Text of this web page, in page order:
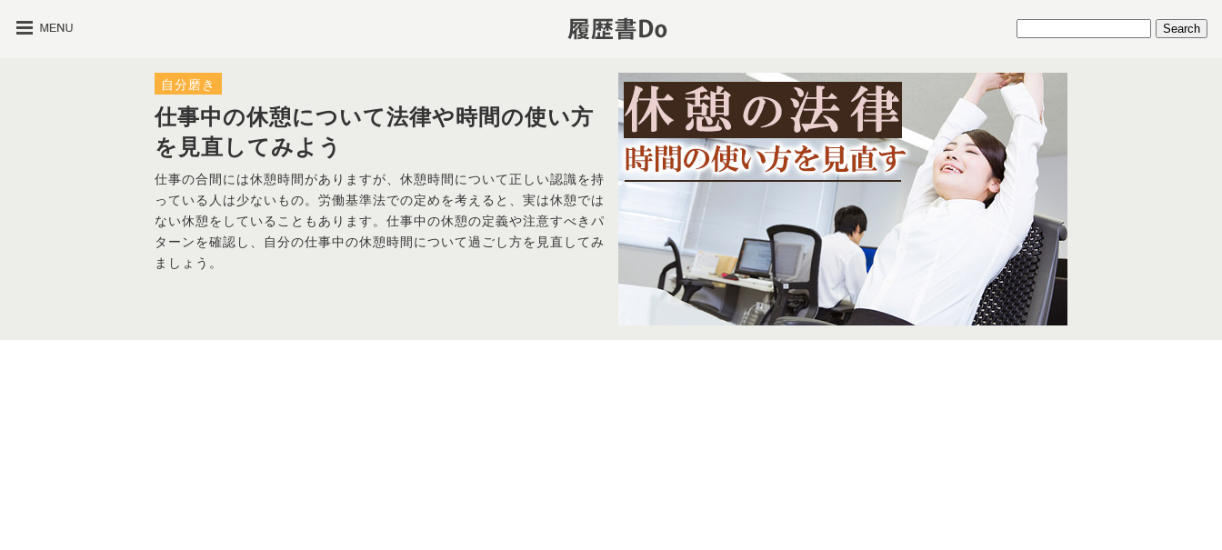
自分磨き
仕事中の休憩について法律や時間の使い方
を見直してみよう
仕事の合間には休憩時間がありますが、休憩時間について正しい認識を持
っている人は少ないもの。労働基準法での定めを考えると、実は休憩では
ない休憩をしていることもあります。仕事中の休憩の定義や注意すべきパ
ターンを確認し、自分の仕事中の休憩時間について過ごし方を見直してみ
ましょう。